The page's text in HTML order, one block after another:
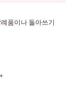
품이나 돌아쓰기